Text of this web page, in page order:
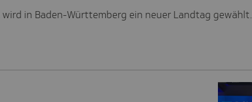
wird in Baden-Württemberg ein neuer Landtag gewählt.